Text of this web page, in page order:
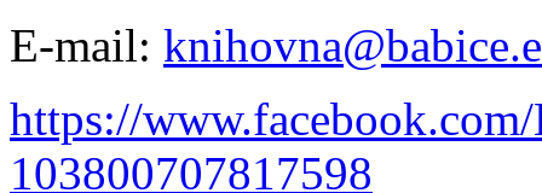
E-mail:
https://
103800707817598